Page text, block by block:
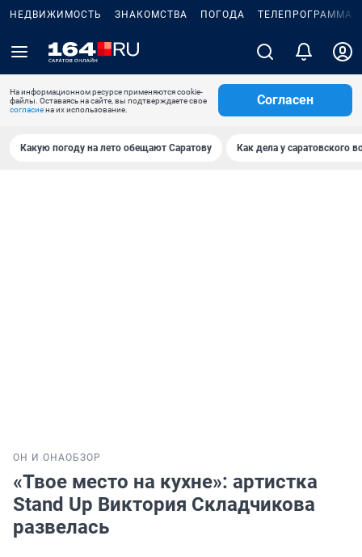
НЕДВИЖИМОСТЬ ЗНАКОМСТВА ПОГОДА ТЕЛЕПРОГРАММА
На информационном ресурсе применяются cookie-
файлы. Оставаясь на сайте, вы подтверждаете свое
согласиена их использование.
Согласен
Какую погоду на лето обещают Саратову Как дела у саратовского
ОН И ОНАОБЗОР
«Твое место на кухне»: артистка
Stand Up Виктория Складчикова
развелась